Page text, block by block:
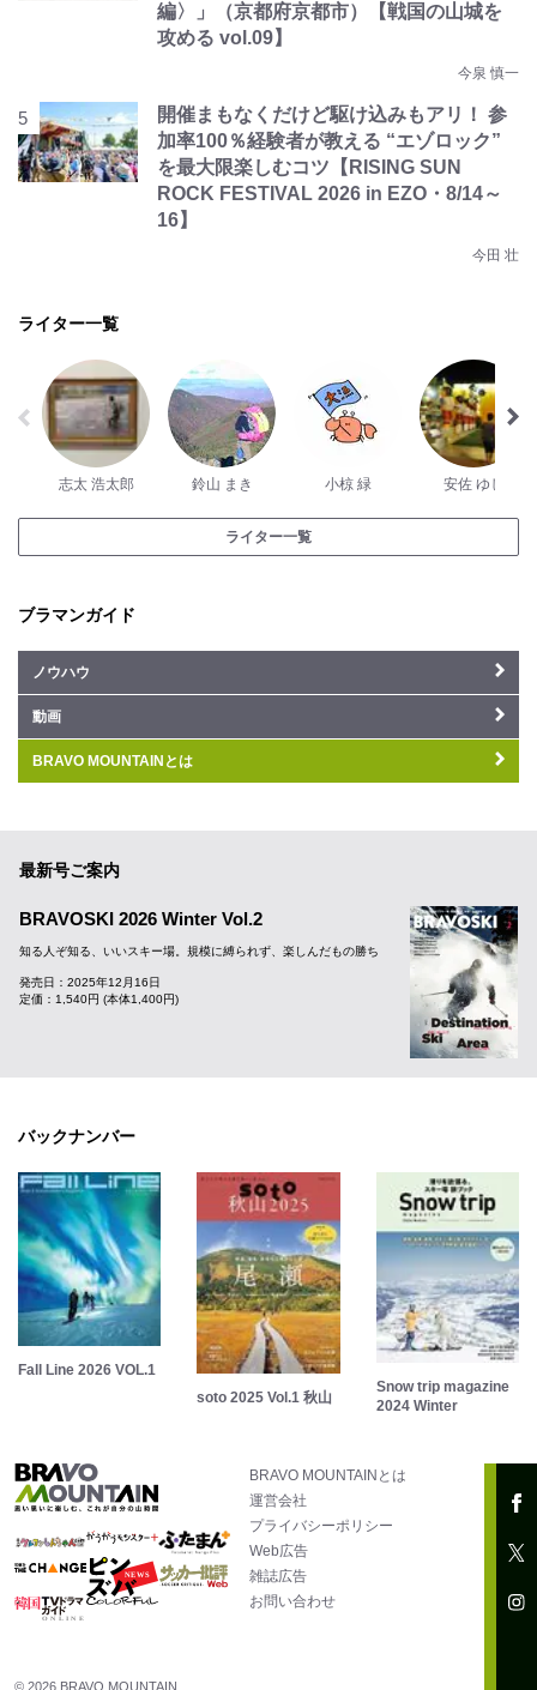
編〉」（京都府京都市）【戦国の山城を
攻める vol.09】
今泉 慎一
開催まもなくだけど駆け込みもアリ！ 参
加率100％経験者が教える “エゾロック”
を最大限楽しむコツ【RISING SUN
ROCK FESTIVAL 2026 in EZO・8/14～
16】
今田 壮
ライター一覧
志太 浩太郎 鈴山 まき 小椋 緑 安佐 ゆし
ライター一覧
ブラマンガイド
ノウハウ
動画
BRAVO MOUNTAINとは
最新号ご案内
BRAVOSKI 2026 Winter Vol.2
知る人ぞ知る、いいスキー場。規模に縛られず、楽しんだもの勝ち
発売日：2025年12月16日
定価：1,540円 (本体1,400円)
バックナンバー
Fall Line 2026 VOL.1
soto 2025 Vol.1 秋山
Snow trip magazine
2024 Winter
BRAVO MOUNTAINとは
運営会社
プライバシーポリシー
Web広告
雑誌広告
お問い合わせ
© 2026 BRAVO MOUNTAIN